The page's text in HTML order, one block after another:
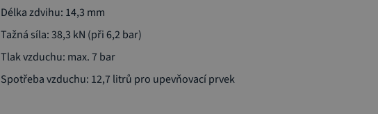
Délka zdvihu: 14,3 mm
Tažná síla: 38,3 kN (při 6,2 bar)
Tlak vzduchu: max. 7 bar
Spotřeba vzduchu: 12,7 litrů pro upevňovací prvek